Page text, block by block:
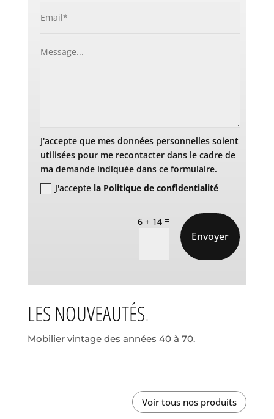
J'accepte que mes données personnelles soient
utilisées pour me recontacter dans le cadre de
ma demande indiquée dans ce formulaire.
J'accepte la Politique de confidentialité
6 + 14 =
Envoyer
LES NOUVEAUTÉS
Mobilier vintage des années 40 à 70.
Voir tous nos produits